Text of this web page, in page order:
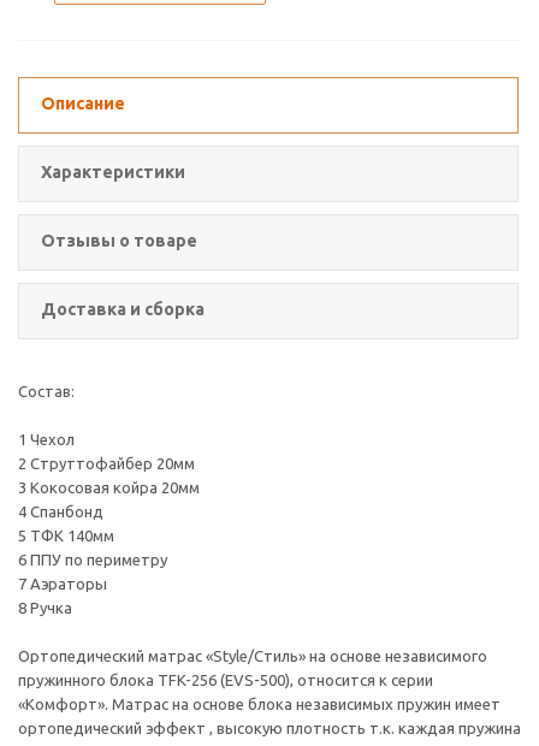
Описание
Характеристики
Отзывы о товаре
Доставка и сборка
Состав:
1 Чехол
2 Струттофайбер 20мм
3 Кокосовая койра 20мм
4 Спанбонд
5 ТФК 140мм
6 ППУ по периметру
7 Аэраторы
8 Ручка
Ортопедический матрас «Style/Стиль» на основе независимого
пружинного блока TFK-256 (EVS-500), относится к серии
«Комфорт». Матраc на основе блока независимых пружин имеет
ортопедический эффект , высокую плотность т.к. каждая пружина